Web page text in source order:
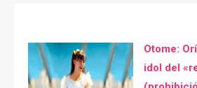
Otome:
idol del